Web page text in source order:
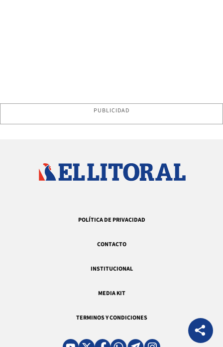
PUBLICIDAD
POLÍTICA DE PRIVACIDAD
CONTACTO
INSTITUCIONAL
MEDIA KIT
TERMINOS Y CONDICIONES